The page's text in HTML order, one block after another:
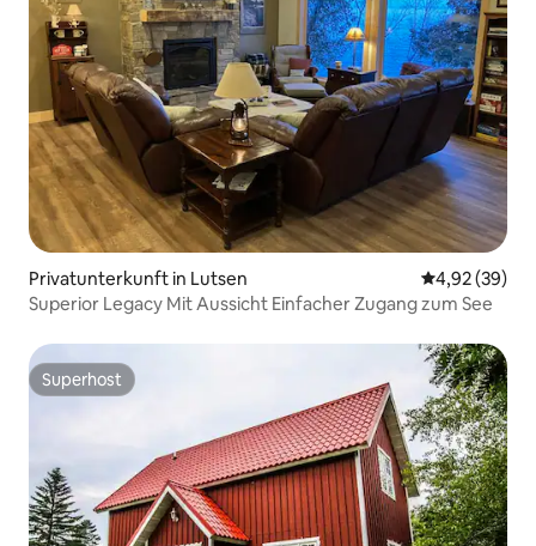
Privatunterkunft in Lutsen
4,92 (39)
Superior Legacy Mit Aussicht Einfacher Zugang zum See
Superhost
Superhost